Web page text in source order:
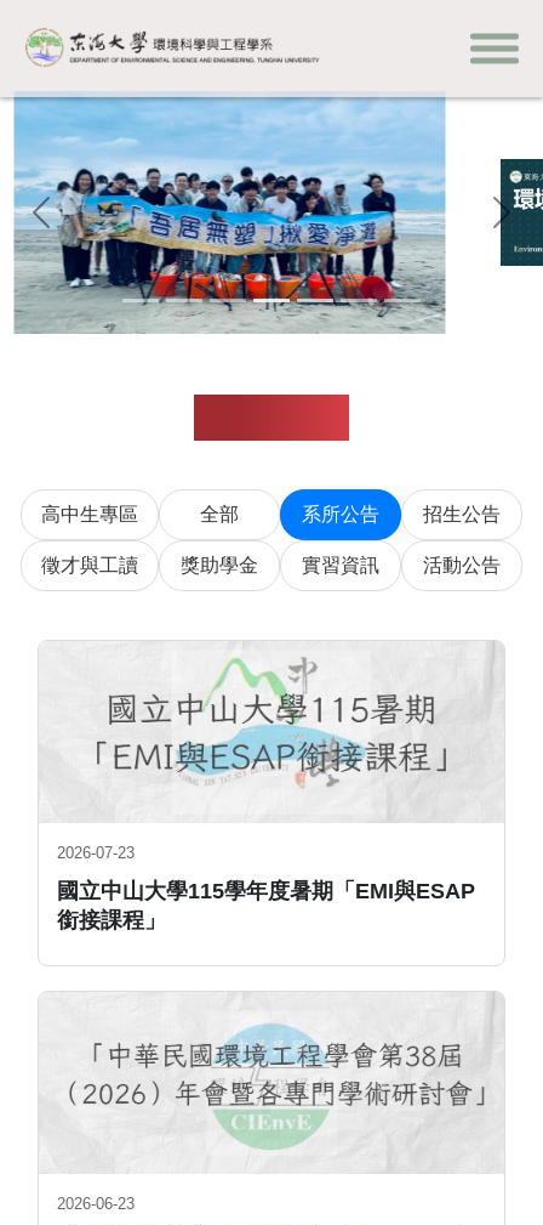
上一頁 下一
高中生專區 全部 系所公告 招生公告
徵才與工讀 獎助學金 實習資訊 活動公告
2026-07-23
國立中山大學115學年度暑期「EMI與ESAP
銜接課程」
2026-06-23